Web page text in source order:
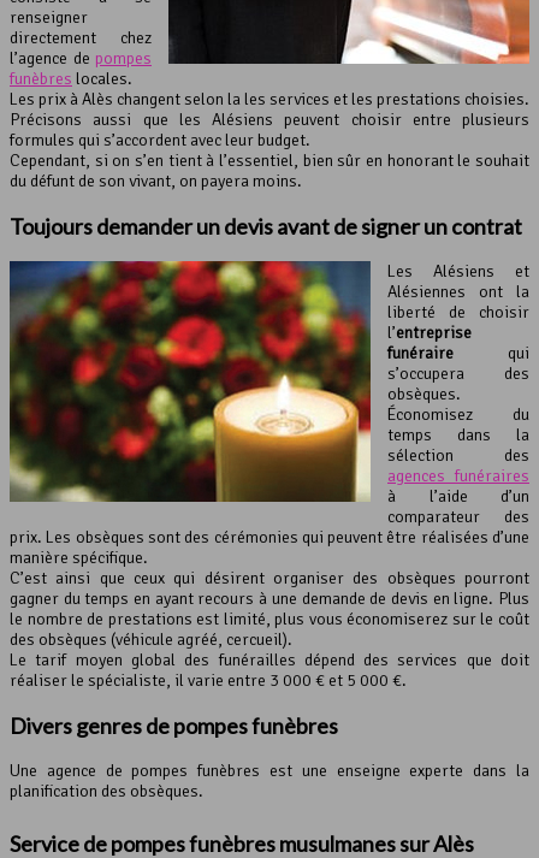
renseigner
directement chez
l’agence de pompes
funèbres locales.
Les prix à Alès changent selon la les services et les prestations choisies.
Précisons aussi que les Alésiens peuvent choisir entre plusieurs
formules qui s’accordent avec leur budget.
Cependant, si on s’en tient à l’essentiel, bien sûr en honorant le souhait
du défunt de son vivant, on payera moins.
Toujours demander un devis avant de signer un contrat
Les Alésiens et
Alésiennes ont la
liberté de choisir
l’entreprise
funéraire qui
s’occupera des
obsèques.
Économisez du
temps dans la
sélection des
agences funéraires
à l’aide d’un
comparateur des
prix. Les obsèques sont des cérémonies qui peuvent être réalisées d’une
manière spécifique.
C’est ainsi que ceux qui désirent organiser des obsèques pourront
gagner du temps en ayant recours à une demande de devis en ligne. Plus
le nombre de prestations est limité, plus vous économiserez sur le coût
des obsèques (véhicule agréé, cercueil).
Le tarif moyen global des funérailles dépend des services que doit
réaliser le spécialiste, il varie entre 3 000 € et 5 000 €.
Divers genres de pompes funèbres
Une agence de pompes funèbres est une enseigne experte dans la
planification des obsèques.
Service depompes funèbresmusulmanes sur Alès